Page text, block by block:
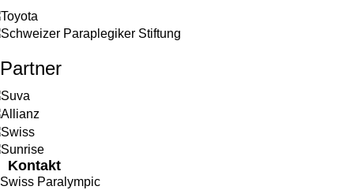
Partner
Kontakt
Swiss Paralympic